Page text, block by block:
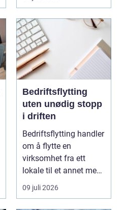
hagen, ogs...
Bedriftsflytting
uten unødig stopp
i driften
Bedriftsflytting handler
om å flytte en
virksomhet fra ett
lokale til et annet med
minst mulig...
09 juli 2026